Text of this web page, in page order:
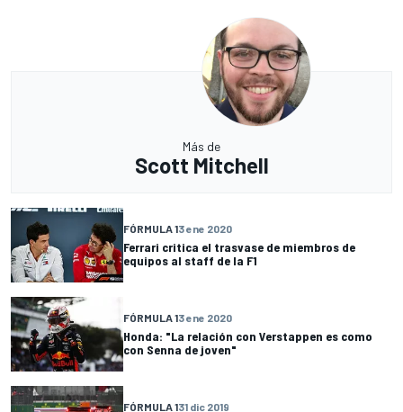
Más de
Scott Mitchell
FÓRMULA 13 ene 2020
Ferrari critica el trasvase de miembros de
equipos al staff de la F1
FÓRMULA 13 ene 2020
Honda: "La relación con Verstappen es como
con Senna de joven"
FÓRMULA 131 dic 2019